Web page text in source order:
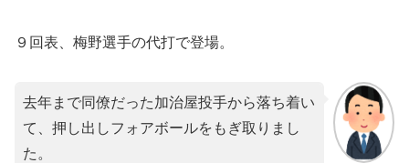
９回表、梅野選手の代打で登場。
去年まで同僚だった加治屋投手から落ち着い
て、押し出しフォアボールをもぎ取りまし
た。